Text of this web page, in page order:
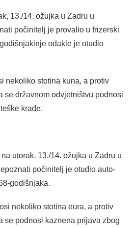
13./14. ožujka u Zadru u
počinitelj je provalio u frizerski
odakle je otuđio
nekoliko stotina kuna, a protiv
se državnom odvjetništvu podnosi
krađe.
utorak, 13./14. ožujka u Zadru u
počinitelj je otuđio auto-
godišnjaka.
nekoliko stotina eura, a protiv
se podnosi kaznena prijava zbog